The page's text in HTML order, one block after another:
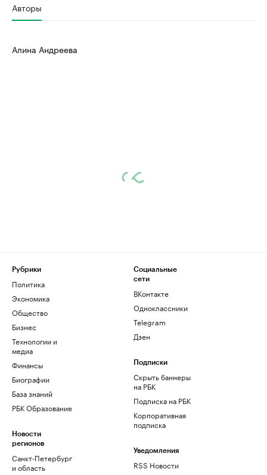
Авторы
Алина Андреева
Рубрики
Политика
Экономика
Общество
Бизнес
Технологии и
медиа
Финансы
Биографии
База знаний
РБК Образование
Новости
регионов
Санкт-Петербург
и область
Социальные
сети
ВКонтакте
Одноклассники
Telegram
Дзен
Подписки
Скрыть баннеры
на РБК
Подписка на РБК
Корпоративная
подписка
Уведомления
RSS Новости